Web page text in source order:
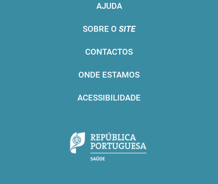
AJUDA
SOBRE O SITE
CONTACTOS
ONDE ESTAMOS
ACESSIBILIDADE